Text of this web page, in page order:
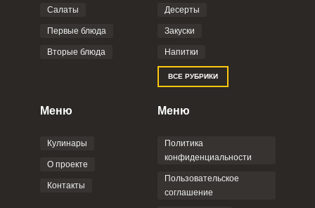
Фото до 4 шт, до 5 mb
Отправляя эту форму, вы соглашаетесь с
Политикой
Пользовательским
соглашением
Салаты
Первые блюда
Вторые блюда
Десерты
Закуски
Напитки
ВСЕ РУБРИКИ
Меню
Кулинары
О проекте
Контакты
Меню
Политика
конфиденциальности
Пользовательское
соглашение